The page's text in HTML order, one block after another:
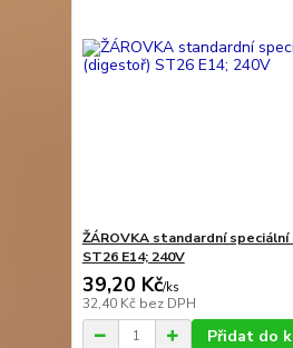
ŽÁROVKA standardní
ST26 E14; 240V
39,20 Kč/ks
32,40 Kč bez DPH
Přidat do